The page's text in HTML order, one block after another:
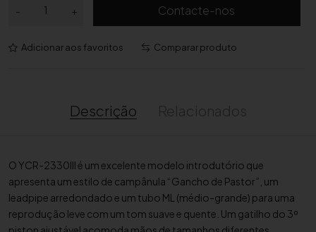
-
n
d
e
C
o
+ Contacte-nos
Adicionar aos favoritos Comparar produto
Descrição
O YCR-2330III é um excelente modelo introdutório que
apresenta um estilo de campânula “Gancho de Pastor”, um
leadpipe arredondado e um tubo ML (médio-grande) para uma
reprodução leve com um tom suave e quente. Um gatilho do 3º